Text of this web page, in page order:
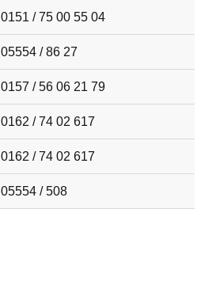
0151 / 75 00 55 04
05554 / 86 27
0157 / 56 06 21 79
0162 / 74 02 617
0162 / 74 02 617
05554 / 508